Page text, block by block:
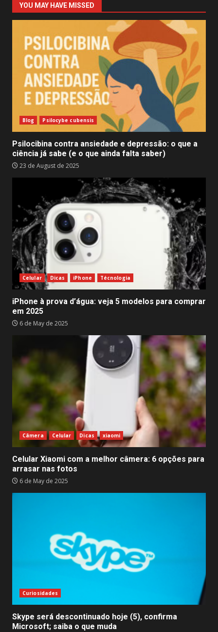
YOU MAY HAVE MISSED
Blog Psilocybe cubensis
Psilocibina contra ansiedade e depressão: o que a
ciência já sabe (e o que ainda falta saber)
23 de August de 2025
Celular Dicas iPhone Técnologia
iPhone à prova d’água: veja 5 modelos para comprar
em 2025
6 de May de 2025
Câmera Celular Dicas xiaomi
Celular Xiaomi com a melhor câmera: 6 opções para
arrasar nas fotos
6 de May de 2025
Curiosidades
Skype será descontinuado hoje (5), confirma
Microsoft; saiba o que muda